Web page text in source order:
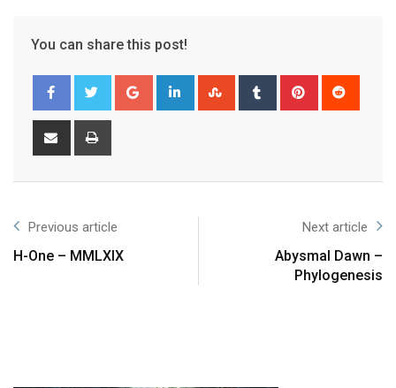
You can share this post!
Previous article
H-One – MMLXIX
Next article
Abysmal Dawn –
Phylogenesis